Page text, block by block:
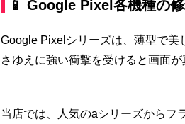
📱 Google Pixel各機種の修
Google Pixelシリーズは、薄型で美
さゆえに強い衝撃を受けると画面
当店では、人気のaシリーズからフ